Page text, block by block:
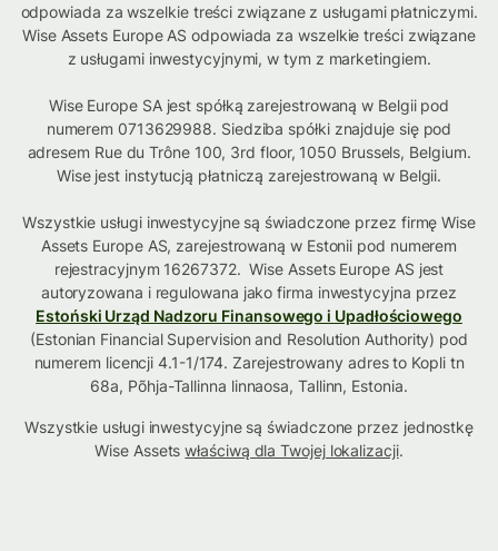
odpowiada za wszelkie treści związane z usługami płatniczymi.
Wise Assets Europe AS odpowiada za wszelkie treści związane
z usługami inwestycyjnymi, w tym z marketingiem.
Wise Europe SA jest spółką zarejestrowaną w Belgii pod
numerem 0713629988. Siedziba spółki znajduje się pod
adresem Rue du Trône 100, 3rd floor, 1050 Brussels, Belgium.
Wise jest instytucją płatniczą zarejestrowaną w Belgii.
Wszystkie usługi inwestycyjne są świadczone przez firmę Wise
Assets Europe AS, zarejestrowaną w Estonii pod numerem
rejestracyjnym 16267372. Wise Assets Europe AS jest
autoryzowana i regulowana jako firma inwestycyjna przez
Estoński Urząd Nadzoru Finansowego i Upadłościowego
(Estonian Financial Supervision and Resolution Authority) pod
numerem licencji 4.1-1/174. Zarejestrowany adres to Kopli tn
68a, Põhja-Tallinna linnaosa, Tallinn, Estonia.
Wszystkie usługi inwestycyjne są świadczone przez jednostkę
Wise Assetswłaściwą dla Twojej lokalizacji.